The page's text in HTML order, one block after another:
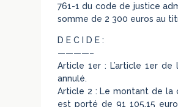
761-1 du code de justice
somme de 2 300 euros au
D E C I D E :
————–
Article 1er : L’article 1er
annulé.
Article 2 : Le montant de la
est porté de 91 105,15